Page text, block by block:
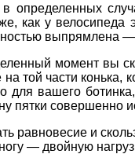
как у
выпрямлена —
момент вы
той части
вашего
пятки совершенно
равновесие и
— двойную